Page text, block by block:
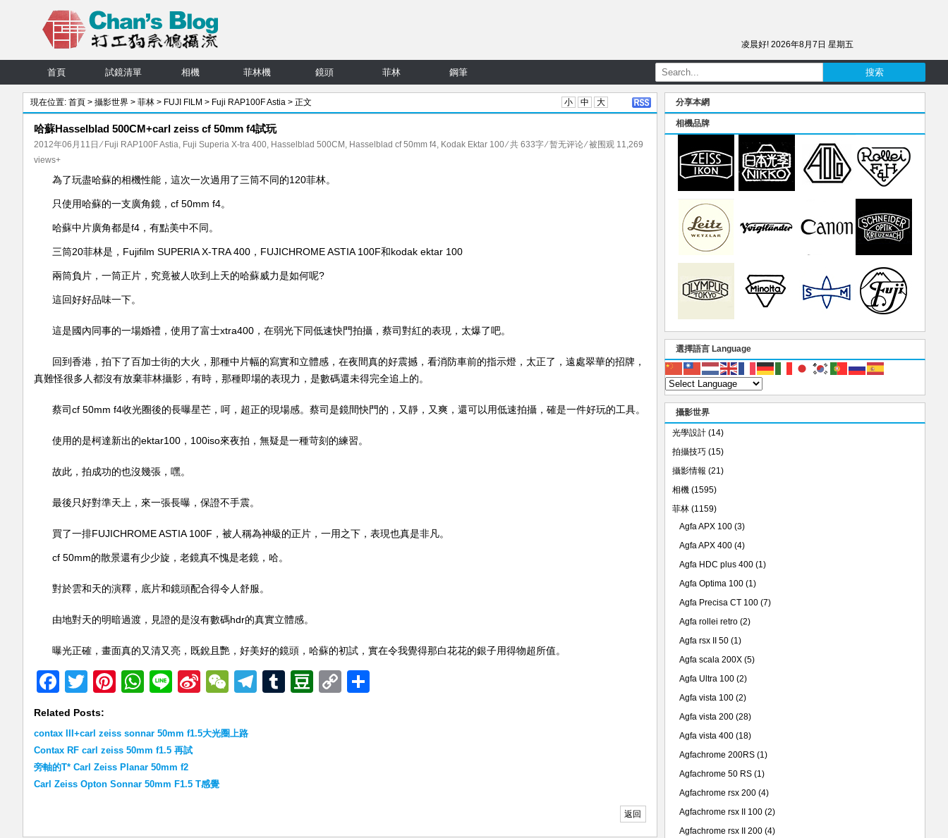
凌晨好! 2026年8月7日 星期五
首頁 試鏡清單 相機 菲林機 鏡頭 菲林 鋼筆
現在位置: 首頁 > 攝影世界 > 菲林 > FUJI FILM > Fuji RAP100F Astia > 正文 小 中 大
哈蘇Hasselblad 500CM+carl zeiss cf 50mm f4試玩
2012年06月11日 ⁄ Fuji RAP100F Astia, Fuji Superia X-tra 400, Hasselblad 500CM , Hasselblad cf 50mm f4, Kodak Ektar 100⁄ 共 633字⁄暂无评论⁄ 被围观 11,269
views+
為了玩盡哈蘇的相機性能，這次一次過用了三筒不同的120菲林。
只使用哈蘇的一支廣角鏡，cf 50mm f4。
哈蘇中片廣角都是f4，有點美中不同。
三筒20菲林是，Fujifilm SUPERIA X-TRA 400，FUJICHROME ASTIA 100F和kodak ektar 100
兩筒負片，一筒正片，究竟被人吹到上天的哈蘇威力是如何呢?
這回好好品味一下。
這是國內同事的一場婚禮，使用了富士xtra400，在弱光下同低速快門拍攝，蔡司對紅的表現，太爆了吧。
回到香港，拍下了百加士街的大火，那種中片幅的寫實和立體感，在夜間真的好震撼，看消防車前的指示燈，太正了，遠處翠華的招牌，
真難怪很多人都沒有放棄菲林攝影，有時，那種即場的表現力，是數碼還未得完全追上的。
蔡司cf 50mm f4收光圈後的長曝星芒，呵，超正的現場感。蔡司是鏡間快門的，又靜，又爽，還可以用低速拍攝，確是一件好玩的工具。
使用的是柯達新出的ektar100，100iso來夜拍，無疑是一種苛刻的練習。
故此，拍成功的也沒幾張，嘿。
最後只好對準天上，來一張長曝，保證不手震。
買了一排FUJICHROME ASTIA 100F，被人稱為神級的正片，一用之下，表現也真是非凡。
cf 50mm的散景還有少少旋，老鏡真不愧是老鏡，哈。
對於雲和天的演釋，底片和鏡頭配合得令人舒服。
由地對天的明暗過渡，見證的是沒有數碼hdr的真實立體感。
曝光正確，畫面真的又清又亮，既銳且艷，好美好的鏡頭，哈蘇的初試，實在令我覺得那白花花的銀子用得物超所值。
Facebook
TwitterPinterest
WhatsApp
LineSinaWeChat
Telegram
Tumblr
Douban
Copy
Related Posts:
contax III+carl zeiss sonnar 50mm f1.5大光圈上路
Contax RF carl zeiss 50mm f1.5 再試
旁軸的T* Carl Zeiss Planar 50mm f2
Carl Zeiss Opton Sonnar 50mm F1.5 T感覺
返回
分享本網
相機品牌
選擇語言 Language
攝影世界
光學設計 (14)
拍攝技巧 (15)
攝影情報 (21)
相機 (1595)
菲林 (1159)
Agfa APX 100 (3)
Agfa APX 400 (4)
Agfa HDC plus 400 (1)
Agfa Optima 100 (1)
Agfa Precisa CT 100 (7)
Agfa rollei retro (2)
Agfa rsx II 50 (1)
Agfa scala 200X (5)
Agfa Ultra 100 (2)
Agfa vista 100 (2)
Agfa vista 200 (28)
Agfa vista 400 (18)
Agfachrome 200RS (1)
Agfachrome 50 RS (1)
Agfachrome rsx 200 (4)
Agfachrome rsx II 100 (2)
Agfachrome rsx II 200 (4)